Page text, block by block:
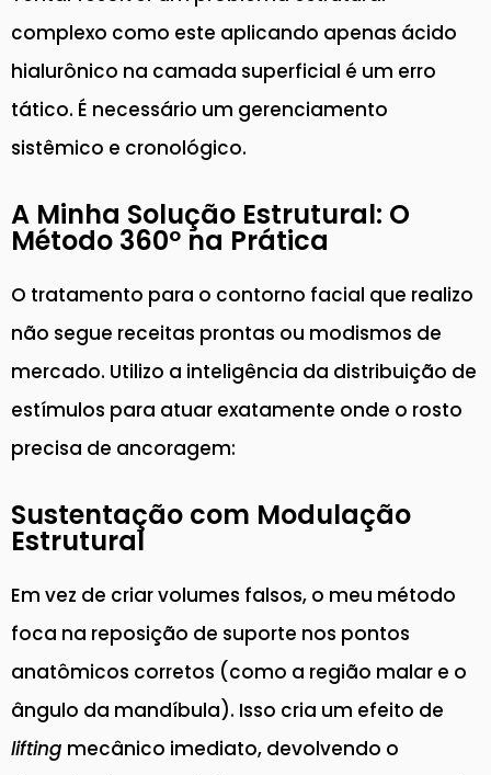
complexo como este aplicando apenas ácido
hialurônico na camada superficial é um erro
tático. É necessário um gerenciamento
sistêmico e cronológico.
A Minha Solução Estrutural: O
Método 360º na Prática
O tratamento para o contorno facial que realizo
não segue receitas prontas ou modismos de
mercado. Utilizo a inteligência da distribuição de
estímulos para atuar exatamente onde o rosto
precisa de ancoragem:
Sustentação com Modulação
Estrutural
Em vez de criar volumes falsos, o meu método
foca na reposição de suporte nos pontos
anatômicos corretos (como a região malar e o
ângulo da mandíbula). Isso cria um efeito de
lifting mecânico imediato, devolvendo o